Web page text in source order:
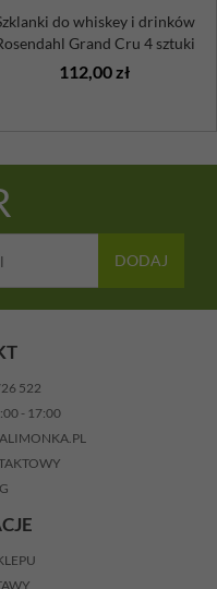
do whiskey i drinków
Grand Cru 4 sztuki
112,00 zł
DODAJ
522
- 17:00